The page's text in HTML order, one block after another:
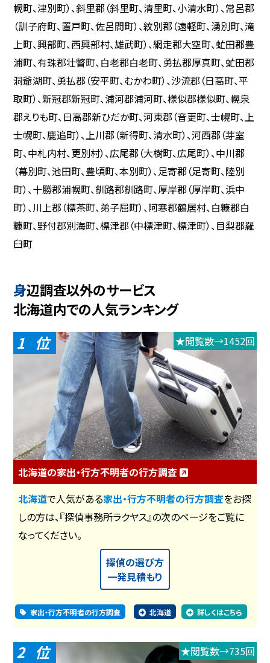
幌町、津別町）、斜里郡（斜里町、清里町、小清水町）、常呂郡
（訓子府町、置戸町、佐呂間町）、紋別郡（遠軽町、湧別町、滝
上町、興部町、西興部村、雄武町）、網走郡大空町、虻田郡豊
浦町、有珠郡壮瞥町、白老郡白老町、勇払郡厚真町、虻田郡
洞爺湖町、勇払郡（安平町、むかわ町）、沙流郡（日高町、平
取町）、新冠郡新冠町、浦河郡浦河町、様似郡様似町、幌泉
郡えりも町、日高郡新ひだか町、河東郡（音更町、士幌町、上
士幌町、鹿追町）、上川郡（新得町、清水町）、河西郡（芽室
町、中札内村、更別村）、広尾郡（大樹町、広尾町）、中川郡
（幕別町、池田町、豊頃町、本別町）、足寄郡（足寄町、陸別
町）、十勝郡浦幌町、釧路郡釧路町、厚岸郡（厚岸町、浜中
町）、川上郡（標茶町、弟子屈町）、阿寒郡鶴居村、白糠郡白
糠町、野付郡別海町、標津郡（中標津町、標津町）、目梨郡羅
臼町
身辺調査以外のサービス
北海道内での人気ランキング
1 ★閲覧数→1452回
北海道の家出・行方不明者の行方調査
北海道で人気がある家出・行方不明者の行方調査をお探
しの方は、『探偵事務所ラクヤス』の次のページをご覧に
なってください。
探偵の選び方
一発見積もり
家出・行方不明者の行方調査 北海道 詳しくはこちら
2 ★閲覧数→735回